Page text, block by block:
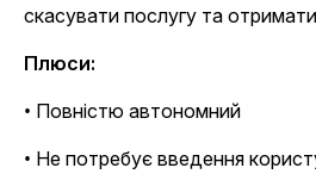
скасувати послугу та
Плюси:
• Повністю автономний
• Не потребує введення